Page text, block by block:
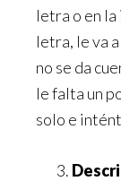
letra o en la
letra, le va
no se da
le falta un
solo e